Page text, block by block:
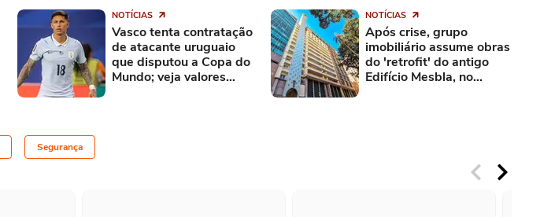
NOTÍCIAS
Vasco tenta contratação
de atacante uruguaio
que disputou a Copa do
Mundo; veja valores
NOTÍCIAS
Após crise, grupo
imobiliário assume obras
do 'retrofit' do antigo
Edifício Mesbla, no
Segurança